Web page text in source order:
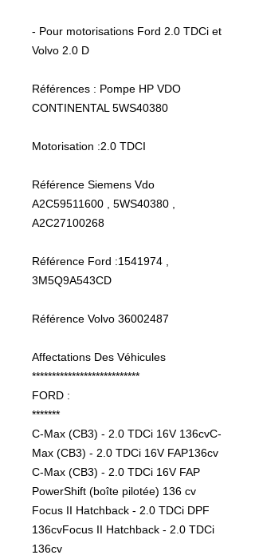
- Pour motorisations Ford 2.0 TDCi et
Volvo 2.0 D
Références : Pompe HP VDO
CONTINENTAL 5WS40380
Motorisation :2.0 TDCI
Référence Siemens Vdo
A2C59511600 , 5WS40380 ,
A2C27100268
Référence Ford :1541974 ,
3M5Q9A543CD
Référence Volvo 36002487
Affectations Des Véhicules
***************************
FORD :
*******
C-Max (CB3) - 2.0 TDCi 16V 136cvC-
Max (CB3) - 2.0 TDCi 16V FAP136cv
C-Max (CB3) - 2.0 TDCi 16V FAP
PowerShift (boîte pilotée) 136 cv
Focus II Hatchback - 2.0 TDCi DPF
136cvFocus II Hatchback - 2.0 TDCi
136cv